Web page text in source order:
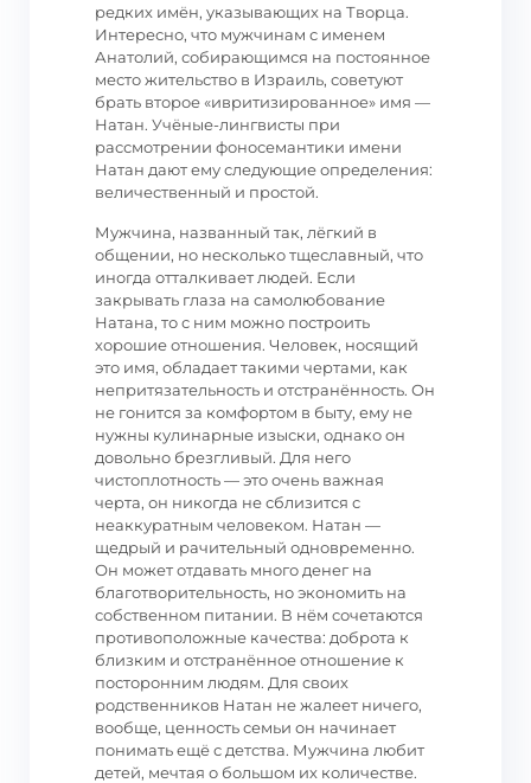
редких имён, указывающих на Творца.
Интересно, что мужчинам с именем
Анатолий, собирающимся на постоянное
место жительство в Израиль, советуют
брать второе «ивритизированное» имя —
Натан. Учёные-лингвисты при
рассмотрении фоносемантики имени
Натан дают ему следующие определения:
величественный и простой.
Мужчина, названный так, лёгкий в
общении, но несколько тщеславный, что
иногда отталкивает людей. Если
закрывать глаза на самолюбование
Натана, то с ним можно построить
хорошие отношения. Человек, носящий
это имя, обладает такими чертами, как
непритязательность и отстранённость. Он
не гонится за комфортом в быту, ему не
нужны кулинарные изыски, однако он
довольно брезгливый. Для него
чистоплотность — это очень важная
черта, он никогда не сблизится с
неаккуратным человеком. Натан —
щедрый и рачительный одновременно.
Он может отдавать много денег на
благотворительность, но экономить на
собственном питании. В нём сочетаются
противоположные качества: доброта к
близким и отстранённое отношение к
посторонним людям. Для своих
родственников Натан не жалеет ничего,
вообще, ценность семьи он начинает
понимать ещё с детства. Мужчина любит
детей, мечтая о большом их количестве.